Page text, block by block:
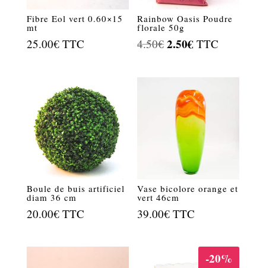
Fibre Eol vert 0.60×15
mt
25.00€ TTC
Rainbow Oasis Poudre
florale 50g
4.50€ Le
était :
4.50€.
2.50€ Le
est :
2.50€.
TTC
Boule de buis artificiel
diam 36 cm
20.00€ TTC
Vase bicolore orange et
vert 46cm
39.00€ TTC
-20%